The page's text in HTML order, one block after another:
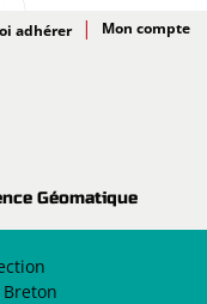
Géomatique
adhérer
Breton